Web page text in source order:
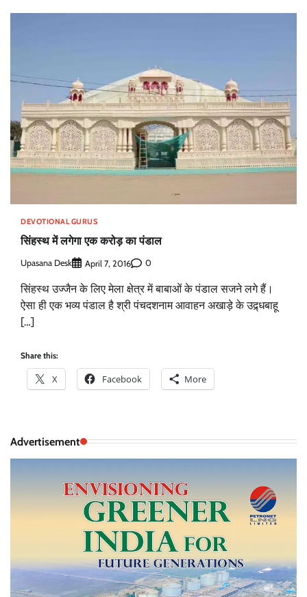
DEVOTIONAL GURUS
सिंहस्थ में लगेगा एक करोड़ का पंडाल
Upasana Desk April 7, 2016 0
सिंहस्थ उज्जैन के लिए मेला क्षेत्र में बाबाओं के पंडाल सजने लगे हैं।
ऐसा ही एक भव्य पंडाल है श्री पंचदशनाम आवाहन अखाड़े के उद्र्धबाहू
[…]
Share this:
X Facebook More
Advertisement